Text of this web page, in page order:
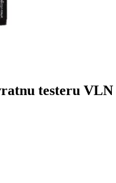
testeru VLN